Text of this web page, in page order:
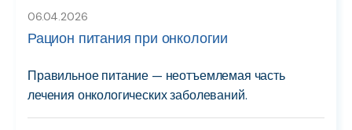
06.04.2026
Рацион питания при онкологии
Правильное питание — неотъемлемая часть
лечения онкологических заболеваний.